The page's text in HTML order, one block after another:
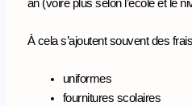
an (voire plus selon l’école et le
À cela s’ajoutent souvent des
uniformes
fournitures scolaires